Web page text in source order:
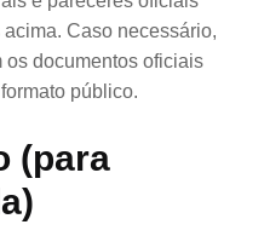
Caso necessário,
os documentos oficiais
público.
(para